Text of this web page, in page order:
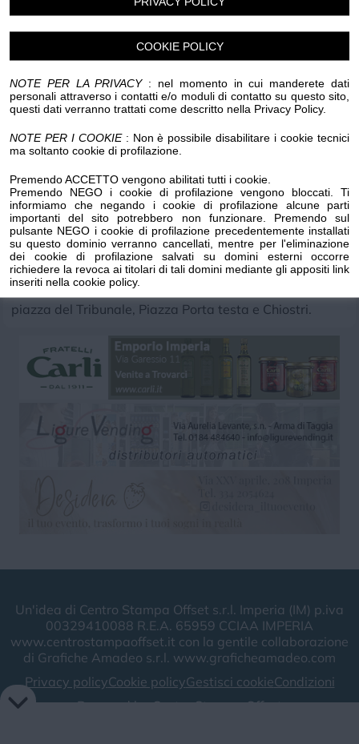
COOKIE POLICY
NOTE PER LA PRIVACY: nel momento in cui manderete dati
personali attraverso i contatti e/o moduli di contatto su questo sito,
questi dati verranno trattati come descritto nella Privacy Policy.
NOTE PER I COOKIE: Non è possibile disabilitare i cookie tecnici
ma soltanto cookie di profilazione.
Premendo ACCETTO vengono abilitati tutti i cookie.
Premendo NEGO i cookie di profilazione vengono bloccati. Ti
informiamo che negando i cookie di profilazione alcune parti
importanti del sito potrebbero non funzionare. Premendo sul
pulsante NEGO i cookie di profilazione precedentemente installati
su questo dominio verranno cancellati, mentre per l'eliminazione
dei cookie di profilazione salvati su domini esterni occorre
richiedere la revoca ai titolari di tali domini mediante gli appositi link
inseriti nella cookie policy.
Luogo dell'evento su Google Maps
Condividi:
Mercatini Antiquariato
Cose di altri tempi e pittura
Ritorna a Finalborgo, il primo Sabato e domenica di ogni
mese, il mercatino di antiquariato, cose di altri tempi e
pittura, dalle 8.00 alle 19.00 in Piazza Santa Caterina,
piazza del Tribunale, Piazza Porta testa e Chiostri.
Un'idea di Centro Stampa Offset s.r.l. Imperia (IM) p.iva
00329410088 R.E.A. 65959 CCIAA IMPERIA
www.centrostampaoffset.it con la gentile collaborazione
di Grafiche Amadeo s.r.l. www.graficheamadeo.com
Privacy policyCookie policyGestisci cookieCondizioni
Powered byCentro Stampa Offset